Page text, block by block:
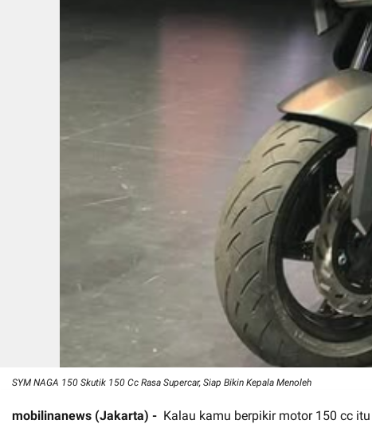
SYM NAGA 150 Skutik 150 Cc Rasa Supercar, Siap Bikin Kepala Menoleh
mobilinanews (Jakarta) - Kalau kamu berpikir motor 150 cc